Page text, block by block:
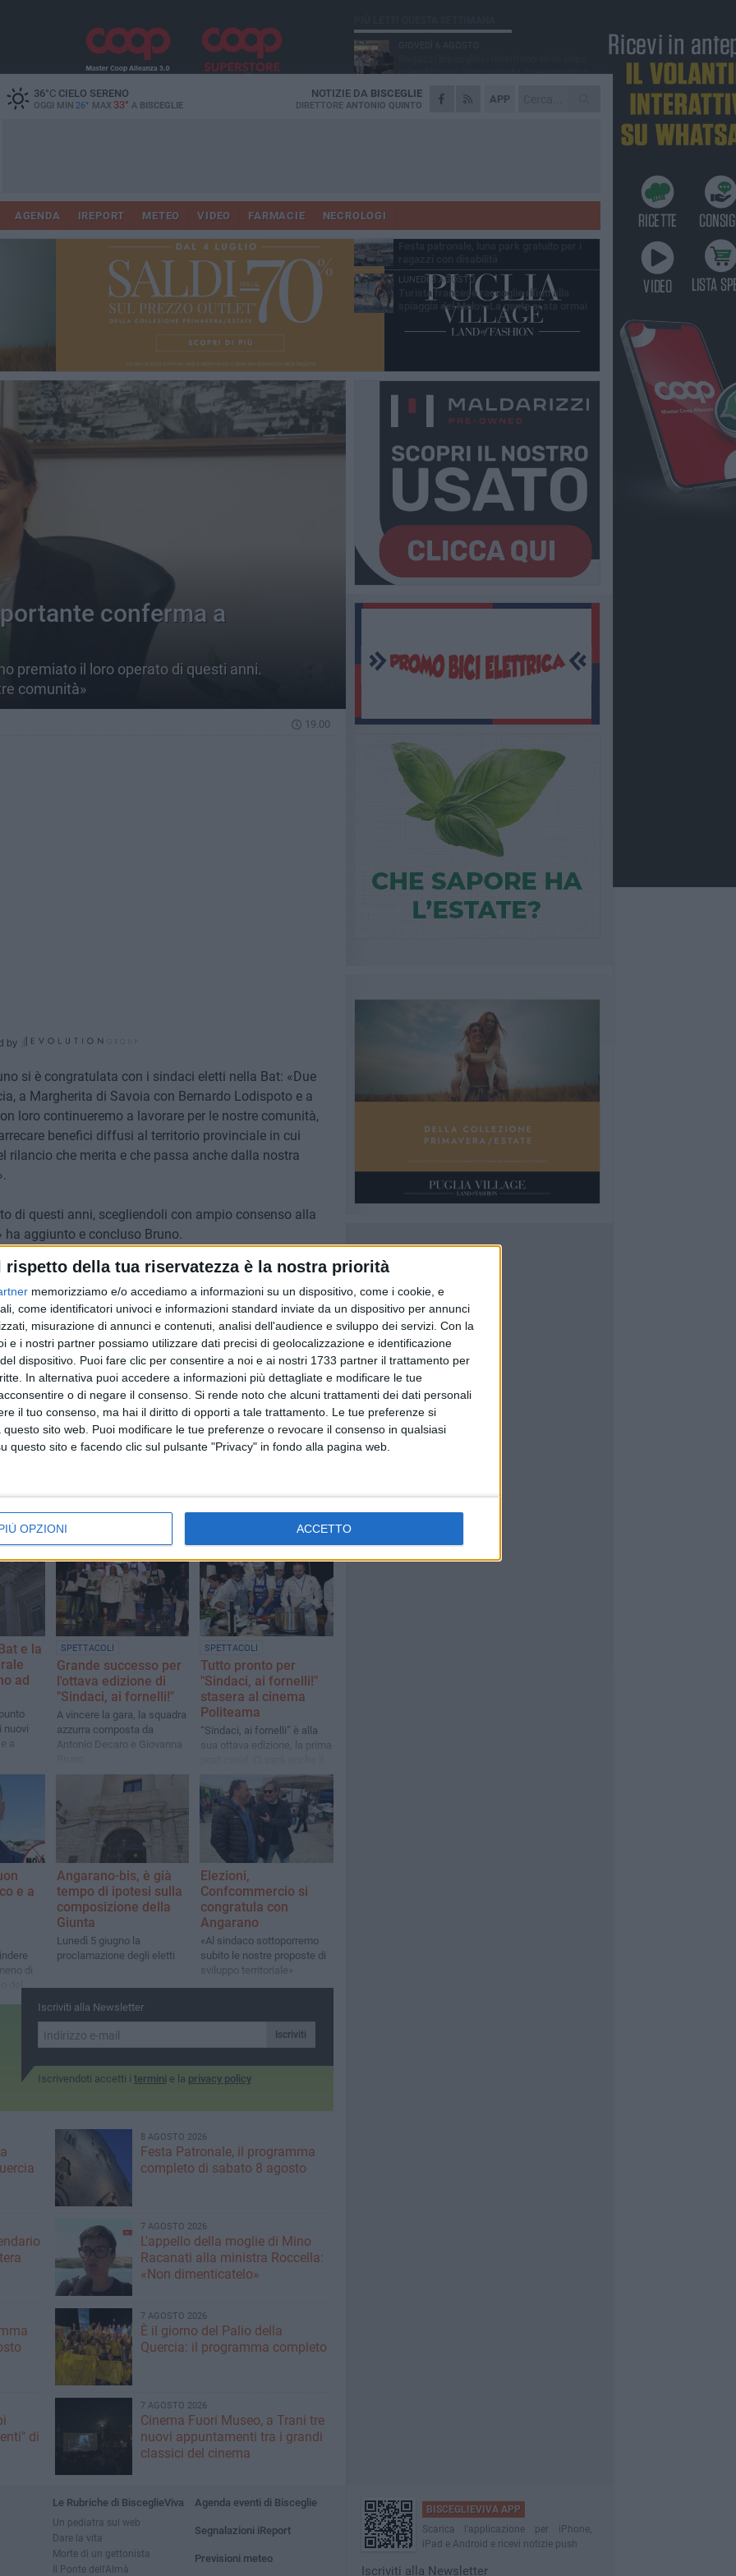
rispetto della tua riservatezza è la nostra priorità
memorizziamo e/o accediamo a informazioni su un dispositivo, come i cookie, e
come identificatori univoci e informazioni standard inviate da un dispositivo per annunci
misurazione di annunci e contenuti, analisi dell'audience e sviluppo dei servizi. Con la
e i nostri partner possiamo utilizzare dati precisi di geolocalizzazione e identificazione
dispositivo. Puoi fare clic per consentire a noi e ai nostri 1733 partner il trattamento per
In alternativa puoi accedere a informazioni più dettagliate e modificare le tue
o di negare il consenso. Si rende noto che alcuni trattamenti dei dati personali
il tuo consenso, ma hai il diritto di opporti a tale trattamento. Le tue preferenze si
sito web. Puoi modificare le tue preferenze o revocare il consenso in qualsiasi
questo sito e facendo clic sul pulsante "Privacy" in fondo alla pagina web.
OPZIONI ACCETTO
36°CCIELO SERENO
OGGI MIN 26° MAX 33° A BISCEGLIE
APP
NOTIZIE DA BISCEGLIE
DIRETTORE ANTONIO QUINTO
AGENDA IREPORT METEO VIDEO FARMACIE NECROLOGI
conferma a
premiato il loro operato di questi anni.
comunità»
19.00
by
si è congratulata con i sindaci eletti nella Bat: «Due
a Margherita di Savoia con Bernardo Lodispoto e a
loro continueremo a lavorare per le nostre comunità,
benefici diffusi al territorio provinciale in cui
rilancio che merita e che passa anche dalla nostra
di questi anni, scegliendoli con ampio consenso alla
aggiunto e concluso Bruno.
anche dal presidente del consiglio comunale di Andria
assise di Palazzo San Francesco.
COMUNALI 2023
8 AGOSTO 2026
Latitanti del clan Capriati
arrestati, le parole del colonnello
Massimiliano Galasso
e la
ad
nuovi
a
SPETTACOLI
Grande successo per
l'ottava edizione di
"Sindaci, ai fornelli!"
A vincere la gara, la squadra
azzurra composta da
Antonio Decaro e Giovanna
SPETTACOLI
Tutto pronto per
"Sindaci, ai fornelli!"
stasera al cinema
Politeama
“Sindaci, ai fornelli” è alla
sua ottava edizione, la prima
Governatore Emiliano e due
dei sindaci più amati d’Italia,
Pierluigi Biondi (L’Aquila) e
Antonio Decaro (Bari)
e a
di
del
Angarano-bis, è già
tempo di ipotesi sulla
composizione della
Giunta
Lunedì 5 giugno la
proclamazione degli eletti
Elezioni,
Confcommercio si
congratula con
Angarano
«Al sindaco sottoporremo
subito le nostre proposte di
sviluppo territoriale»
Iscriviti alla Newsletter
Iscriviti
Iscrivendoti accetti i termini e la privacy policy
8 AGOSTO 2026
Festa Patronale, il programma
completo di sabato 8 agosto
7 AGOSTO 2026
L'appello della moglie di Mino
Racanati alla ministra Roccella:
«Non dimenticatelo»
7 AGOSTO 2026
È il giorno del Palio della
Quercia: il programma completo
di
7 AGOSTO 2026
Cinema Fuori Museo, a Trani tre
nuovi appuntamenti tra i grandi
classici del cinema
un'esibizione improvvisata in aeroporto a
MARTEDÌ 4 AGOSTO
Emergenza caldo, il Comune di Bisceglie
Due auto incendiate nella notte in via Dieta
MERCOLEDÌ 5 AGOSTO
LUNEDÌ 3 AGOSTO
Turista francese raccoglie rifiuti alla
spiaggia del Molo: «La gente si sta ormai
Le Rubriche di BisceglieViva
Un pediatra sul web
Dare la vita
Morte di un gettonista
Il Ponte dell'Almà
Agenda eventi di Bisceglie
Segnalazioni iReport
Previsioni meteo
BISCEGLIEVIVA APP
Scarica l'applicazione per iPhone,
iPad e Android e ricevi notizie push
Iscriviti alla Newsletter